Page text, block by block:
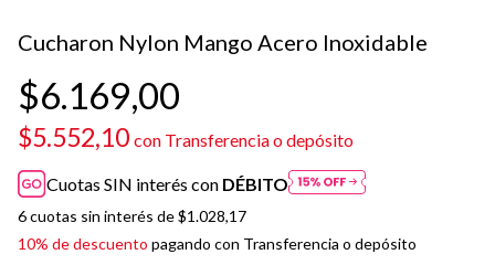
Cucharon Nylon Mango Acero Inoxidable
$6.169,00
$5.552,10 con Transferencia o depósito
Cuotas SIN interés con DÉBITO
6cuotas sin interés de$1.028,17
10% de descuento pagando con Transferencia o depósito